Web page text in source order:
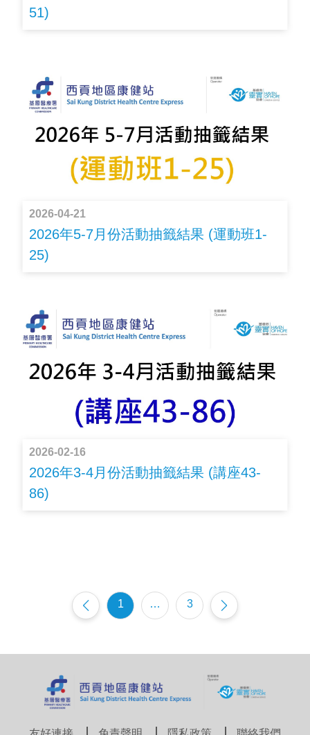
51)
2026-04-21
2026年5-7月份活動抽籤結果 (運動班1-
25)
2026-02-16
2026年3-4月份活動抽籤結果 (講座43-
86)
1 … 3